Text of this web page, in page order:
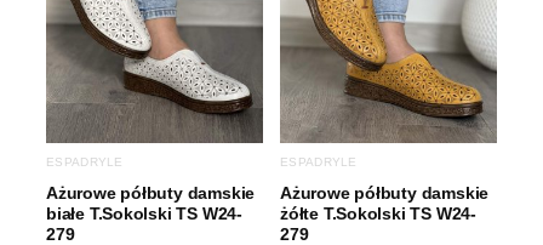
ESPADRYLE
Ażurowe półbuty damskie
białe T.Sokolski TS W24-
279
ESPADRYLE
Ażurowe półbuty damskie
żółte T.Sokolski TS W24-
279